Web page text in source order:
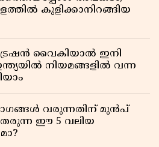
കുളിക്കാനിറങ്ങിയ
വൈകിയാൽ ഇനി
നിയമങ്ങളിൽ വന്ന
വരുന്നതിന് മുൻപ്
ഈ 5 വലിയ